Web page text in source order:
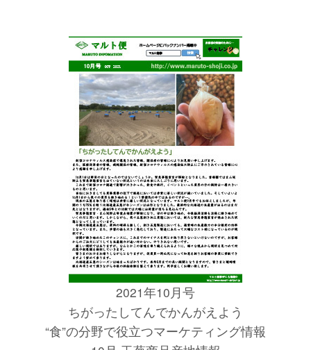
2021年10月号
ちがったしてんでかんがえよう
“食”の分野で役立つマーケティング情報